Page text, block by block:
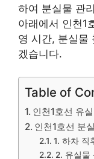
하여 분실물 관
아래에서 인천1
영 시간, 분실물
겠습니다.
Table of
인천1호선 유
인천1호선 분
1. 하차 직
2. 유실물